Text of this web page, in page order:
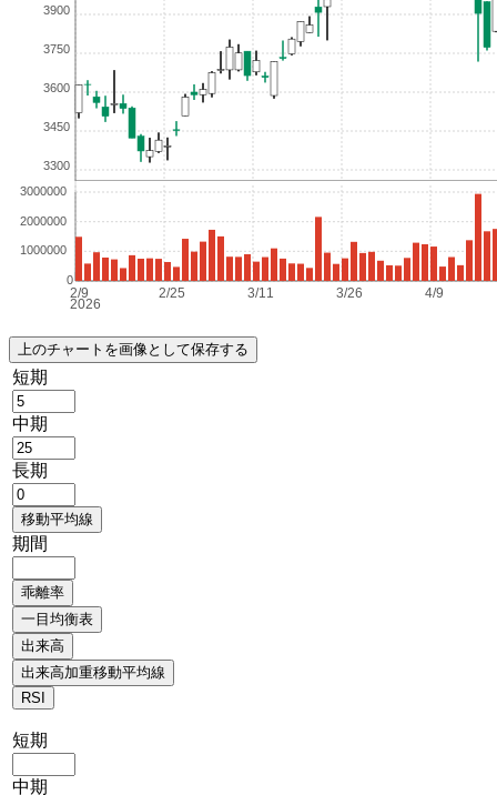
短期
中期
長期
期間
短期
中期